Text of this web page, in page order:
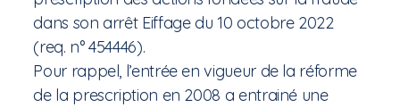
dans son arrêt Eiffage du 10 octobre 2022
(req. n° 454446).
Pour rappel, l’entrée en vigueur de la réforme
de la prescription en 2008 a entrainé une